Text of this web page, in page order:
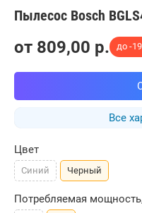
Пылесос Bosch
Все
Цвет
Синий Черный
Потребляемая
от 809,00 p. до -